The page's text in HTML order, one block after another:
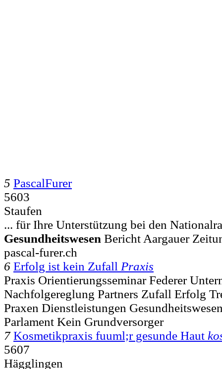
5 PascalFurer
5603
Staufen
... für Ihre Unterstützung bei den
Gesundheitswesen Bericht Aargauer
pascal-furer.ch
6 Erfolg ist kein Zufall Praxis
Praxis Orientierungsseminar Federer
Nachfolgereglung Partners Zufall Erfolg
Praxen Dienstleistungen
Parlament Kein Grundversorger
7 Kosmetikpraxis fuuml;r gesunde Haut
5607
Hägglingen